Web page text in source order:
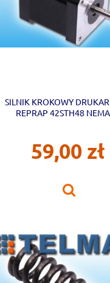
SILNIK KROKOWY
REPRAP 42STH48
59,00 zł